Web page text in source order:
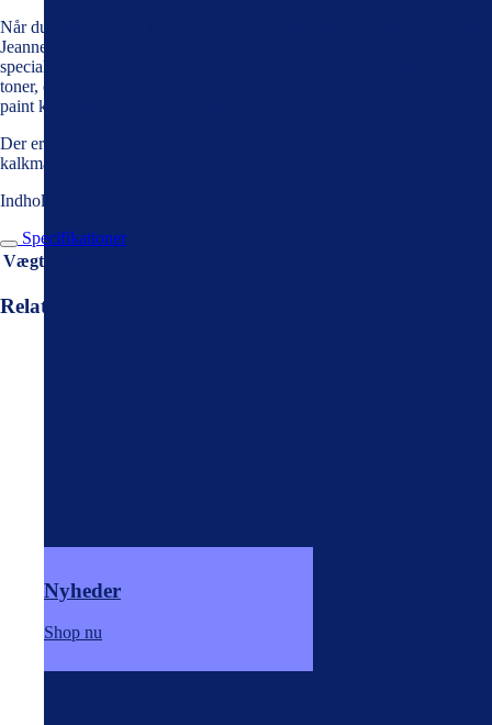
Nyheder
Shop nu
Når du køber Jeanne d’Arc Vintage paint kalkmaling, køber du dansk.
Jeanne d’Arc Vintage paint kalkmaling fås i et vælg af smukke,
specialudviklede farver. Du finder både neutrale grå, og dybe, smukke
toner, og charmerende pastelfarver. Det har gjort Jeanne d’Arc Vintage
paint kalkmaling til et hit i boligindretningen overalt i Danmark.
Der er 3-10 dages leveringstid på Jeanne d’Arc Vintage paint
kalkmaling.
Indhold: 100 ml
Specifikationer
Vægt
Relaterede varer